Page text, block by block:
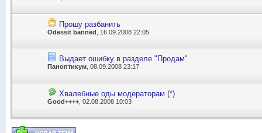
Прошу разбанить
Odessit banned , 16.09.2008 22:05
Выдает ошибку в разделе "Продам"
Паноптикум , 08.09.2008 23:17
Хвалебные оды модераторам (*)
Good++++ , 02.08.2008 10:03